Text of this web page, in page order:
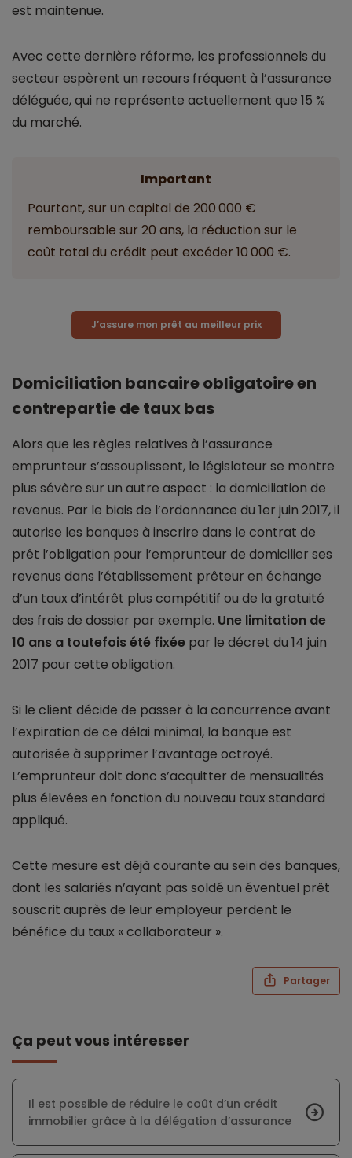
est maintenue.
Avec cette dernière réforme, les professionnels du
secteur espèrent un recours fréquent à l’assurance
déléguée, qui ne représente actuellement que 15 %
du marché.
Important
Pourtant, sur un capital de 200 000 €
remboursable sur 20 ans, la réduction sur le
coût total du crédit peut excéder 10 000 €.
J’assure mon prêt au meilleur prix
Domiciliation bancaire obligatoire en
contrepartie de taux bas
Alors que les règles relatives à l’assurance
emprunteur s’assouplissent, le législateur se montre
plus sévère sur un autre aspect : la domiciliation de
revenus. Par le biais de l’ordonnance du 1er juin 2017, il
autorise les banques à inscrire dans le contrat de
prêt l’obligation pour l’emprunteur de domicilier ses
revenus dans l’établissement prêteur en échange
d’un taux d’intérêt plus compétitif ou de la gratuité
des frais de dossier par exemple. Une limitation de
10 ans a toutefois été fixée par le décret du 14 juin
2017 pour cette obligation.
Si le client décide de passer à la concurrence avant
l’expiration de ce délai minimal, la banque est
autorisée à supprimer l’avantage octroyé.
L’emprunteur doit donc s’acquitter de mensualités
plus élevées en fonction du nouveau taux standard
appliqué.
Cette mesure est déjà courante au sein des banques,
dont les salariés n’ayant pas soldé un éventuel prêt
souscrit auprès de leur employeur perdent le
bénéfice du taux « collaborateur ».
Partager
Ça peut vous intéresser
Il est possible de réduire le coût d’un crédit
immobilier grâce à la délégation d’assurance